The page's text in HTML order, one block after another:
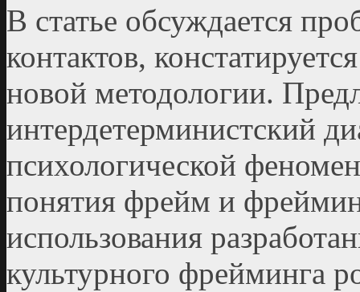
В статье обсуждается
контактов,
новой методологии.
интердетерминистский
психологической
понятия фрейм и
использования
культурного фрейминга